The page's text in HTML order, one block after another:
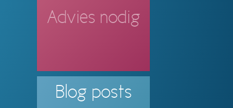
Advies nodig
Blog posts